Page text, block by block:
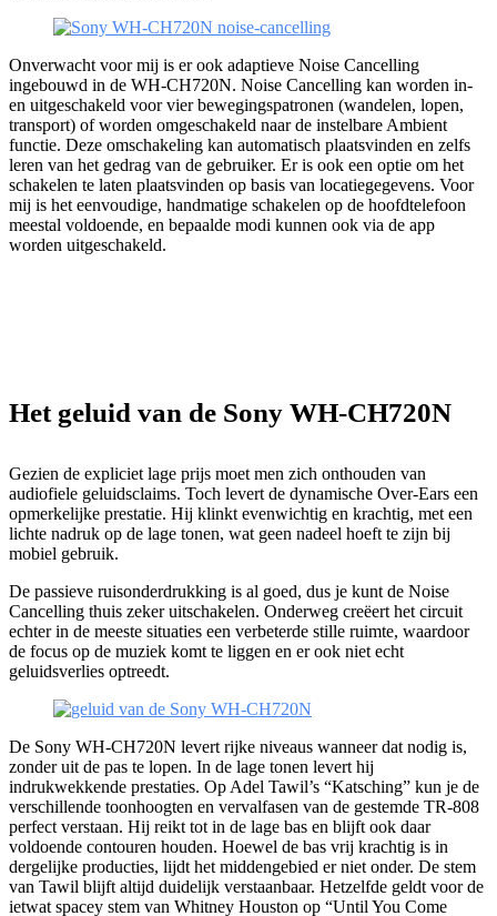
Onverwacht voor mij is er ook adaptieve Noise Cancelling
ingebouwd in de WH-CH720N. Noise Cancelling kan worden in-
en uitgeschakeld voor vier bewegingspatronen (wandelen, lopen,
transport) of worden omgeschakeld naar de instelbare Ambient
functie. Deze omschakeling kan automatisch plaatsvinden en zelfs
leren van het gedrag van de gebruiker. Er is ook een optie om het
schakelen te laten plaatsvinden op basis van locatiegegevens. Voor
mij is het eenvoudige, handmatige schakelen op de hoofdtelefoon
meestal voldoende, en bepaalde modi kunnen ook via de app
worden uitgeschakeld.
Het geluid van de Sony WH-CH720N
Gezien de expliciet lage prijs moet men zich onthouden van
audiofiele geluidsclaims. Toch levert de dynamische Over-Ears een
opmerkelijke prestatie. Hij klinkt evenwichtig en krachtig, met een
lichte nadruk op de lage tonen, wat geen nadeel hoeft te zijn bij
mobiel gebruik.
De passieve ruisonderdrukking is al goed, dus je kunt de Noise
Cancelling thuis zeker uitschakelen. Onderweg creëert het circuit
echter in de meeste situaties een verbeterde stille ruimte, waardoor
de focus op de muziek komt te liggen en er ook niet echt
geluidsverlies optreedt.
De Sony WH-CH720N levert rijke niveaus wanneer dat nodig is,
zonder uit de pas te lopen. In de lage tonen levert hij
indrukwekkende prestaties. Op Adel Tawil’s “Katsching” kun je de
verschillende toonhoogten en vervalfasen van de gestemde TR-808
perfect verstaan. Hij reikt tot in de lage bas en blijft ook daar
voldoende contouren houden. Hoewel de bas vrij krachtig is in
dergelijke producties, lijdt het middengebied er niet onder. De stem
van Tawil blijft altijd duidelijk verstaanbaar. Hetzelfde geldt voor de
ietwat spacey stem van Whitney Houston op “Until You Come